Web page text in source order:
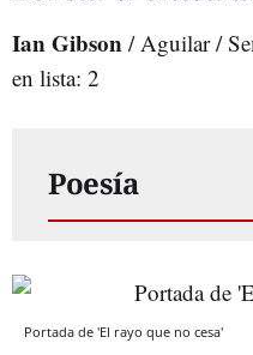
Ian Gibson / Aguilar /
en lista: 2
Poesía
Portada de 'El rayo que no cesa'